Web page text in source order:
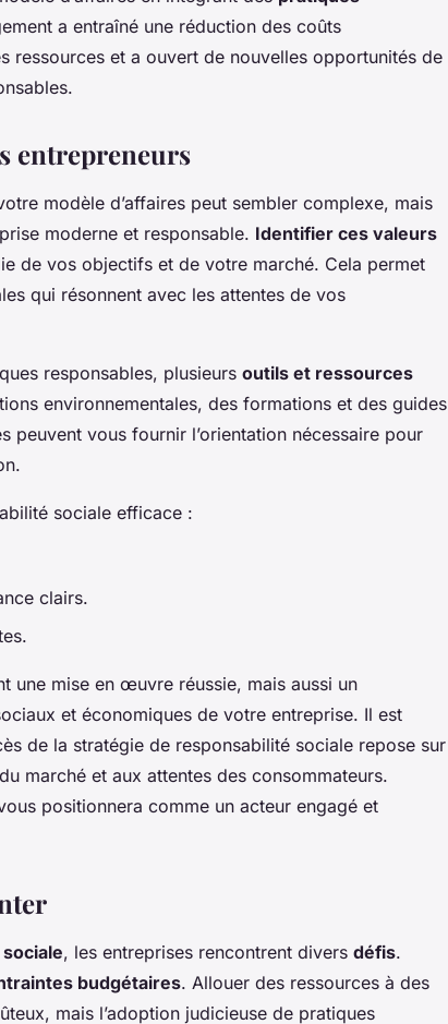
a entraîné une réduction des coûts
ressources et a ouvert de nouvelles opportunités de
entrepreneurs
modèle d’affaires peut sembler complexe, mais
moderne et responsable. Identifier ces valeurs
de vos objectifs et de votre marché. Cela permet
qui résonnent avec les attentes de vos
responsables, plusieurs outils et ressources
environnementales, des formations et des guides
peuvent vous fournir l’orientation nécessaire pour
sociale efficace :
clairs.
une mise en œuvre réussie, mais aussi un
et économiques de votre entreprise. Il est
de la stratégie de responsabilité sociale repose sur
marché et aux attentes des consommateurs.
positionnera comme un acteur engagé et
, les entreprises rencontrent divers défis.
budgétaires. Allouer des ressources à des
mais l’adoption judicieuse de pratiques